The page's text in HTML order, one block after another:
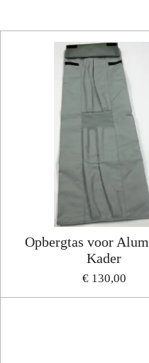
Opbergtas voor
Kader
€ 130,00